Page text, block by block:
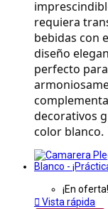
requiera
bebidas con
diseño
perfecto
decorativos
color blanco.
¡En oferta!
 Vista rápida